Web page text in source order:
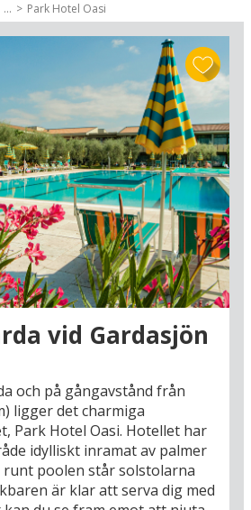
... Park Hotel Oasi
vid Gardasjön
och på gångavstånd från
ligger det charmiga
Park Hotel Oasi. Hotellet har
idylliskt inramat av palmer
runt poolen står solstolarna
är klar att serva dig med